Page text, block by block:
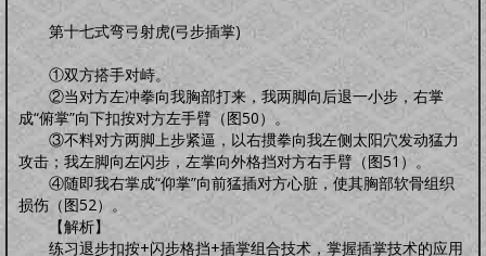
第十七式弯弓射虎(弓步插掌)
①双方搭手对峙。
②当对方左冲拳向我胸部打来，我两脚向后退一小步，右掌
成“俯掌”向下扣按对方左手臂（图50）。
③不料对方两脚上步紧逼，以右掼拳向我左侧太阳穴发动猛力
攻击；我左脚向左闪步，左掌向外格挡对方右手臂（图51）。
④随即我右掌成“仰掌”向前猛插对方心脏，使其胸部软骨组织
损伤（图52）。
【解析】
练习退步扣按+闪步格挡+插掌组合技术，掌握插掌技术的应用